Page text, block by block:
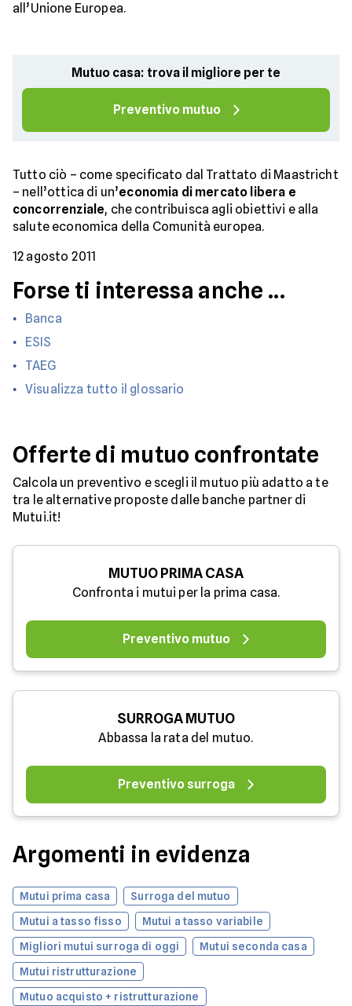
all’Unione Europea.
Mutuo casa: trova il migliore per te
Preventivo mutuo
Tutto ciò – come specificato dal Trattato di Maastricht
– nell’ottica di un’economia di mercato libera e
concorrenziale, che contribuisca agli obiettivi e alla
salute economica della Comunità europea.
12 agosto 2011
Forse ti interessa anche ...
Banca
ESIS
TAEG
Visualizza tutto il glossario
Offerte di mutuo confrontate
Calcola un preventivo e scegli il mutuo più adatto a te
tra le alternative proposte dalle banche partner di
Mutui.it!
MUTUO PRIMA CASA
Confronta i mutui per la prima casa.
Preventivo mutuo
SURROGA MUTUO
Abbassa la rata del mutuo.
Preventivo surroga
Argomenti in evidenza
Mutui prima casa
Surroga del mutuo
Mutui a tasso fisso
Mutui a tasso variabile
Migliori mutui surroga di oggi
Mutui seconda casa
Mutui ristrutturazione
Mutuo acquisto + ristrutturazione